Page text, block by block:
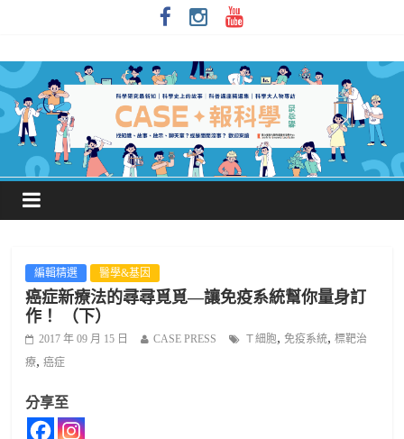
編輯精選 醫學&基因
癌症新療法的尋尋覓覓—讓免疫系統幫你量身訂
作！ （下）
2017 年 09 月 15 日 CASE PRESS Ｔ細胞, 免疫系統,標靶治
療,癌症
分享至